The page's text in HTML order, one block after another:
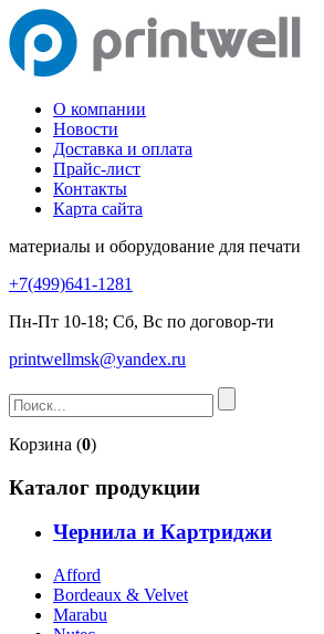
О компании
Новости
Доставка и оплата
Прайс-лист
Контакты
Карта сайта
материалы и оборудование для печати
+7(499)641-1281
Пн-Пт 10-18; Сб, Вс по договор-ти
printwellmsk@yandex.ru
Корзина (0)
Каталог продукции
Чернила и Картриджи
Afford
Bordeaux & Velvet
Marabu